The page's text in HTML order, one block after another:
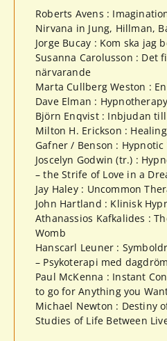
Roberts Avens :
Nirvana in Jung, Hillman,
Jorge Bucay : Kom ska jag
Susanna Carolusson : Det
närvarande
Marta Cullberg Weston :
Dave Elman : Hypnotherapy
Björn Enqvist : Inbjudan
Milton H. Erickson :
Gafner / Benson :
Joscelyn Godwin (tr.) :
– the Strife of Love in a
Jay Haley : Uncommon
John Hartland : Klinisk
Athanassios Kafkalides :
Womb
Hanscarl Leuner :
– Psykoterapi med
Paul McKenna : Instant
to go for Anything you
Michael Newton : Destiny
Studies of Life Between